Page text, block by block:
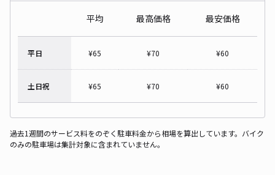
平均 最高価格 最安価格
平日 ¥65 ¥70 ¥60
土日祝 ¥65 ¥70 ¥60
過去1週間のサービス料をのぞく駐車料金から相場を算出しています。バイク
のみの駐車場は集計対象に含まれていません。